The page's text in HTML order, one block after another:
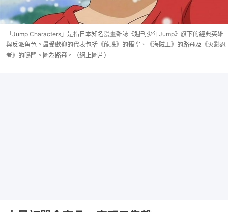
「Jump Characters」是指日本知名漫畫雜誌《週刊少年Jump》旗下的經典英雄
與反派角色。最受歡迎的代表包括《龍珠》的悟空、《海賊王》的路飛及《火影忍
者》的鳴門。圖為路飛。（網上圖片）